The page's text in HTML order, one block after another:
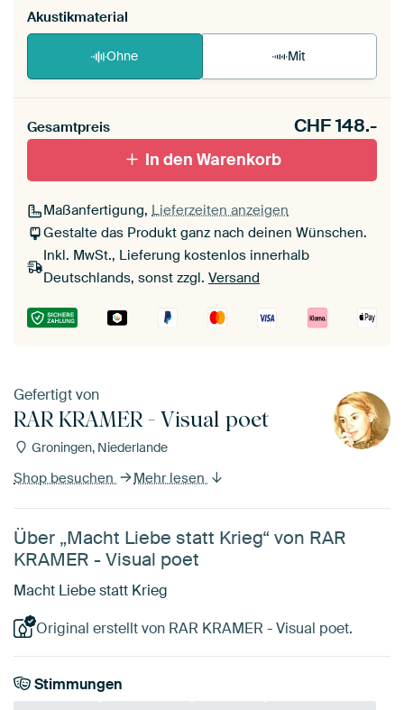
Akustikmaterial
Ohne Mit
Gesamtpreis CHF148.-
In den Warenkorb
Maßanfertigung, Lieferzeiten anzeigen
Gestalte das Produkt ganz nach deinen Wünschen.
Inkl. MwSt., Lieferung kostenlos innerhalb
Deutschlands, sonst zzgl. Versand
Gefertigt von
RAR KRAMER - Visual poet
Groningen, Niederlande
Shop besuchen Mehr lesen
Über „Macht Liebe statt Krieg“ von RAR
KRAMER - Visual poet
Macht Liebe statt Krieg
Original erstellt von RAR KRAMER - Visual poet.
Stimmungen